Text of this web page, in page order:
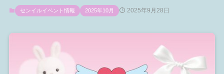
センイルイベント情報 2025年10月 2025年9月28日